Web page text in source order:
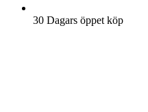
30 Dagars öppet köp